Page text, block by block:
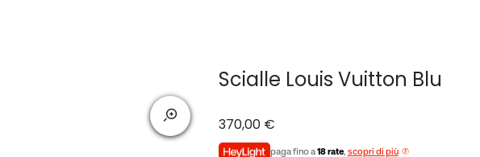
Scialle Louis Vuitton Blu
370,00 €
paga fino a18 rate, scopri di più